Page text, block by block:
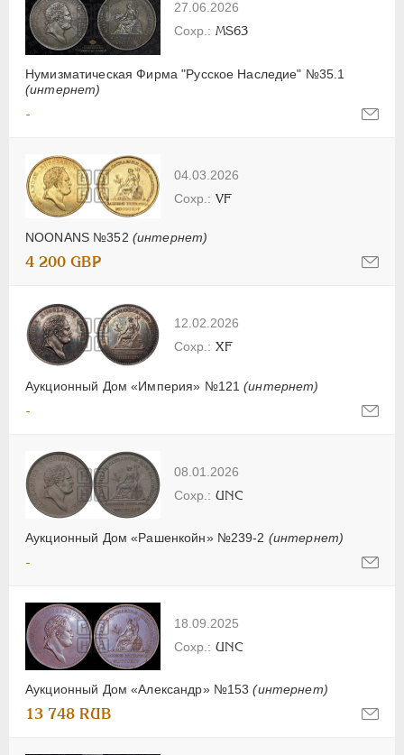
27.06.2026
Нумизматическая Фирма "Русское Наследие" №35.1
(интернет)
MS63
-
04.03.2026
NOONANS №352 (интернет)
VF
4 200 GBP
12.02.2026
Аукционный Дом «Империя» №121(интернет)
XF
-
08.01.2026
Аукционный Дом «Рашенкойн» №239-2 (интернет)
UNC
-
18.09.2025
Аукционный Дом «Александр» №153(интернет)
UNC
13 748 RUB